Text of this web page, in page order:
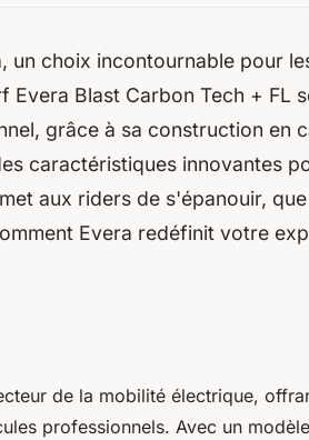
choix incontournable pour
Evera Blast Carbon Tech + FL
grâce à sa construction en
caractéristiques innovantes
aux riders de s'épanouir,
Evera redéfinit votre
de la mobilité électrique,
professionnels. Avec un modèle